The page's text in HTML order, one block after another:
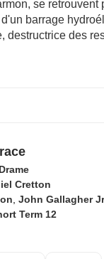
se retrouvent
barrage
destructrice des
Drame
Cretton
John Gallagher
Term 12